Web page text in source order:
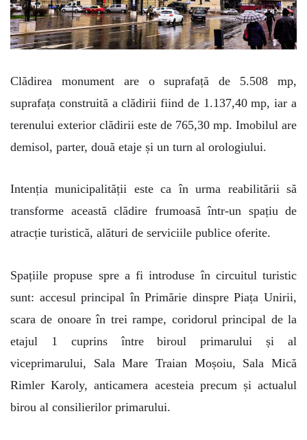
Clădirea monument are o suprafață de 5.508 mp,
suprafața construită a clădirii fiind de 1.137,40 mp, iar a
terenului exterior clădirii este de 765,30 mp. Imobilul are
demisol, parter, două etaje și un turn al orologiului.
Intenția municipalității este ca în urma reabilitării să
transforme această clădire frumoasă într-un spațiu de
atracție turistică, alături de serviciile publice oferite.
Spațiile propuse spre a fi introduse în circuitul turistic
sunt: accesul principal în Primărie dinspre Piața Unirii,
scara de onoare în trei rampe, coridorul principal de la
etajul 1 cuprins între biroul primarului și al
viceprimarului, Sala Mare Traian Moșoiu, Sala Mică
Rimler Karoly, anticamera acesteia precum și actualul
birou al consilierilor primarului.